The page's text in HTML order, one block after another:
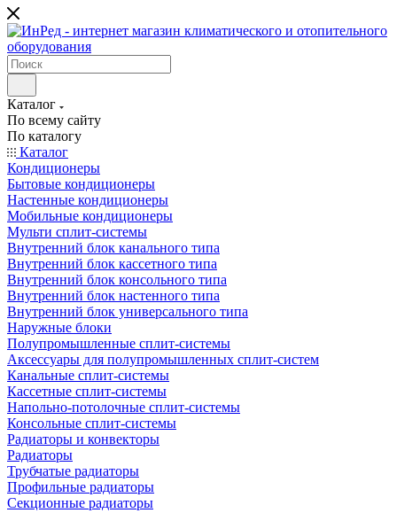
Каталог
По всему сайту
По каталогу
Каталог
Кондиционеры
Бытовые кондиционеры
Настенные кондиционеры
Мобильные кондиционеры
Мульти сплит-системы
Внутренний блок канального типа
Внутренний блок кассетного типа
Внутренний блок консольного типа
Внутренний блок настенного типа
Внутренний блок универсального типа
Наружные блоки
Полупромышленные сплит-системы
Аксессуары для полупромышленных сплит-систем
Канальные сплит-системы
Кассетные сплит-системы
Напольно-потолочные сплит-системы
Консольные сплит-системы
Радиаторы и конвекторы
Радиаторы
Трубчатые радиаторы
Профильные радиаторы
Секционные радиаторы